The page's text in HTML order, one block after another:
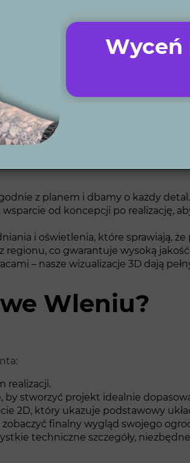
to zespół
ogrody idealnie
z planem i dbamy o każdy detal.
od koncepcji po realizację,
i oświetlenia, które sprawiają,
regionu, co gwarantuje wysoką
– nasze wizualizacje 3D dają
Wleniu?
realizacji.
stworzyć projekt idealnie
2D, który ukazuje podstawowy
finalny wygląd swojego
techniczne szczegóły,